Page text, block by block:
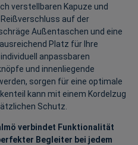
verstellbaren Kapuze und
auf der
Außentaschen und eine
Platz für Ihre
anpassbaren
und innenliegende
sorgen für eine optimale
kann mit einem Kordelzug
Schutz.
verbindet Funktionalität
Begleiter bei jedem